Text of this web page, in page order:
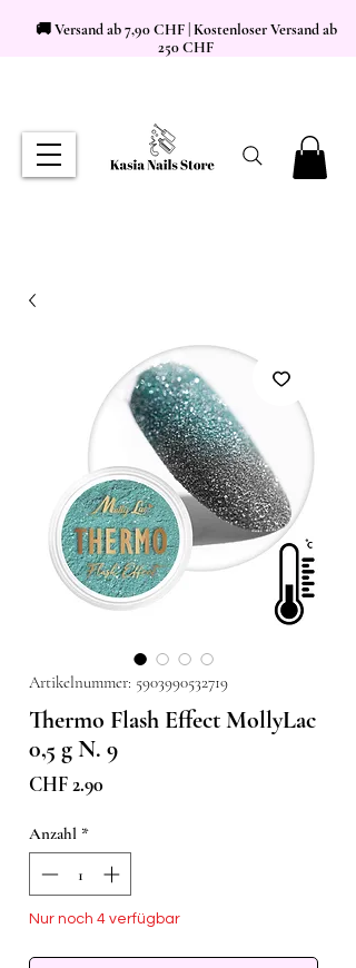
🚚 Versand ab 7,90 CHF | Kostenloser Versand ab
250 CHF
Artikelnummer: 5903990532719
Thermo Flash Effect MollyLac
0,5 g N. 9
CHF 2.90
Anzahl *
Nur noch 4 verfügbar